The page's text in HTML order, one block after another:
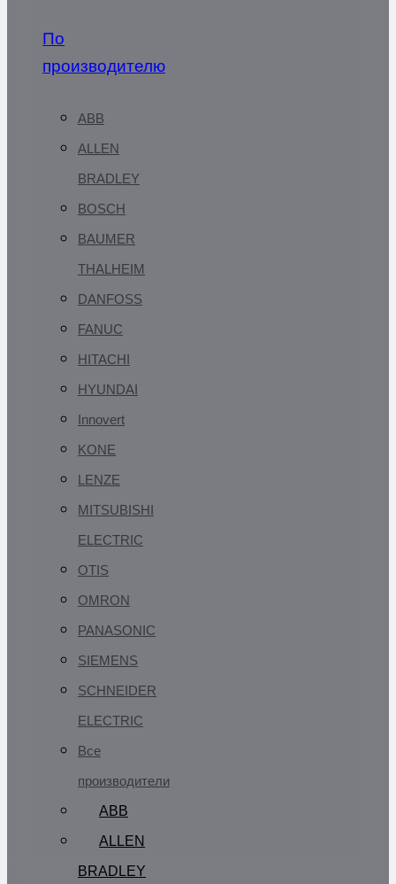
По
производителю
ABB
ALLEN
BRADLEY
BOSCH
BAUMER
THALHEIM
DANFOSS
FANUC
HITACHI
HYUNDAI
Innovert
KONE
LENZE
MITSUBISHI
ELECTRIC
OTIS
OMRON
PANASONIC
SIEMENS
SCHNEIDER
ELECTRIC
Все
производители
ABB
ALLEN
BRADLEY